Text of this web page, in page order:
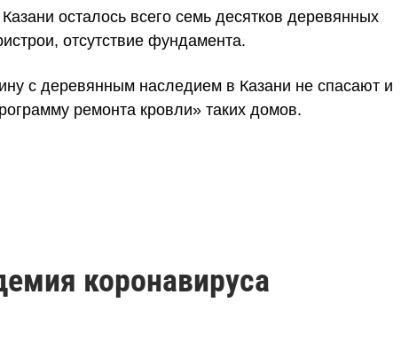
осталось всего семь десятков деревянных
отсутствие фундамента.
с деревянным наследием в Казани не спасают и
ремонта кровли» таких домов.
коронавируса